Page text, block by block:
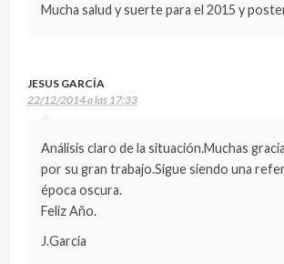
Mucha salud y suerte para el 2015 y
JESUS GARCÍA
22/12/2014 a las 17:33
Análisis claro de la situación.Muchas
por su gran trabajo.Sigue siendo una
época oscura.
Feliz Año.
J.Garcia